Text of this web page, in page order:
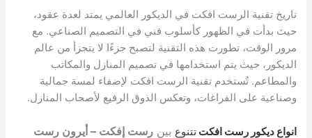
تاريخ تقنية الرست افكت في الديكور العالمي يمتد لعدة عقود،
حيث بدأت في الظهور كأسلوب فني في التصميم الصناعي. مع
مرور الوقت، تطورت هذه التقنية لتصبح جزءًا لا يتجزأ من عالم
الديكور، حيث يتم استخدامها في تصميم المنازل والمكاتب
والمطاعم. تُستخدم تقنية الرست افكت لإضفاء لمسة جمالية
وصناعية على الفراغات، وتعكس الذوق الرفيع لأصحاب المنازل.
انواع ديكور رست افكتتتنوع بينرست إفكت – أيرون رست